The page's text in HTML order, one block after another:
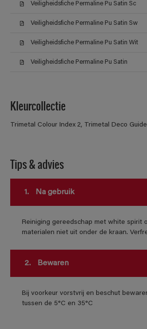
Veiligheidsfiche Permaline Pu Satin Sc
Veiligheidsfiche Permaline Pu Satin Sw
Veiligheidsfiche Permaline Pu Satin Wit
Veiligheidsfiche Permaline Pu Satin
Kleurcollectie
Trimetal Colour Index 2, Trimetal Deco
Tips & advies
1. Na gebruik
Reiniging gereedschap met white spirit
materialen niet uit onder de kraan.
2. Bewaren
Bij voorkeur vorstvrij en beschut
tussen de 5°C en 35°C